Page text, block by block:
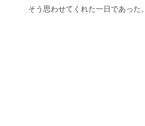
そう思わせてくれた一日であった。